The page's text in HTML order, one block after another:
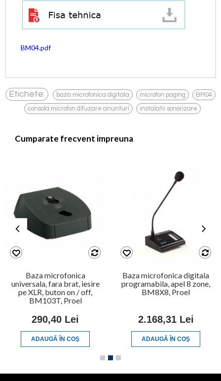
BM04.pdf
Etichete: baza microfonica digitala microfon paging BM04
consola microfon difuzare anunturi , instalatii sonorizare
Cumparate frecvent impreuna
Baza microfonica
universala, fara brat, iesire
pe XLR, buton on / off,
BM103T, Proel
290,40 Lei
ADAUGĂ ÎN COŞ
Baza microfonica digitala
programabila, apel 8 zone,
BM8X8, Proel
2.168,31 Lei
ADAUGĂ ÎN COŞ